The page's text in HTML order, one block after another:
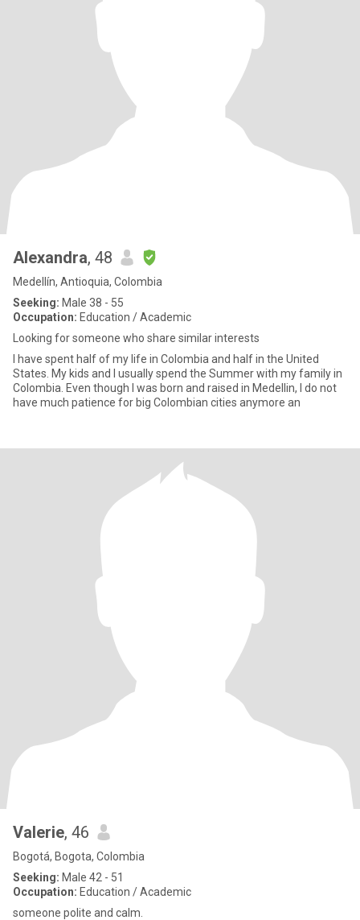
Alexandra, 48
Medellín, Antioquia, Colombia
Seeking: Male 38 - 55
Occupation: Education / Academic
Looking for someone who share similar interests
I have spent half of my life in Colombia and half in the United
States. My kids and I usually spend the Summer with my family in
Colombia. Even though I was born and raised in Medellin, I do not
have much patience for big Colombian cities anymore an
Valerie, 46
Bogotá, Bogota, Colombia
Seeking: Male 42 - 51
Occupation: Education / Academic
someone polite and calm.